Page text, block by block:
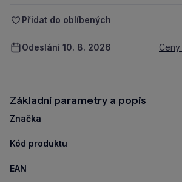
Přidat do oblíbených
Odeslání 10. 8. 2026
Základní parametry a popis
Značka
Kód produktu
EAN